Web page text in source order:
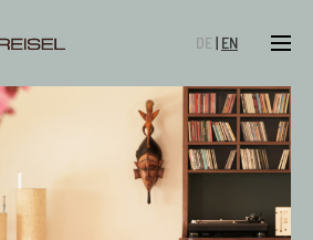
DE EN